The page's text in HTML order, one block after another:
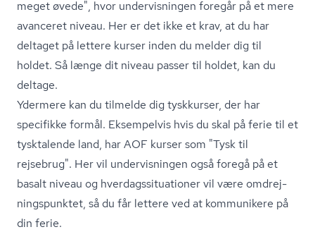
meget øvede", hvor undervisningen foregår på et mere
avanceret niveau. Her er det ikke et krav, at du har
deltaget på lettere kurser inden du melder dig til
holdet. Så længe dit niveau passer til holdet, kan du
deltage.
Ydermere kan du tilmelde dig tyskkurser, der har
specifikke formål. Eksempelvis hvis du skal på ferie til et
tysktalende land, har AOF kurser som "Tysk til
rejsebrug". Her vil undervisningen også foregå på et
basalt niveau og hver­dags­si­tu­a­tio­ner vil være om­drej­
nings­punk­tet, så du får lettere ved at kommunikere på
din ferie.